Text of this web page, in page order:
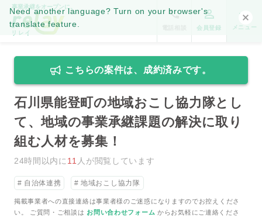
Need another language? Turn on your browser's
translate feature.
事業承継をオープンに。
会員登録 メニュー
こちらの案件は、成約済みです。
石川県能登町の地域おこし協力隊とし
て、地域の事業承継課題の解決に取り
組む人材を募集！
24時間以内に 11 人が閲覧しています
自治体連携 地域おこし協力隊
掲載事業者への直接連絡は事業者様のご迷惑になりますのでお控えくださ
い。 ご質問・ご相談は お問い合わせフォーム からお気軽にご連絡くださ